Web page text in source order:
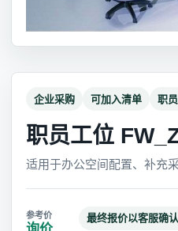
企业采购 可加入清单 职
职员工位
适用于办公空间配置、补充
最终报价以客服确